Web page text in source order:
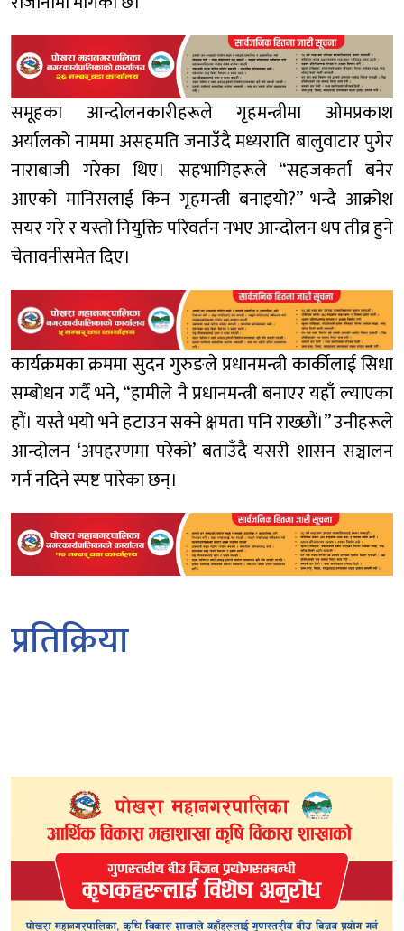
समूहका आन्दोलनकारीहरूले गृहमन्त्रीमा ओमप्रकाश
अर्यालको नाममा असहमति जनाउँदै मध्यराति बालुवाटार पुगेर
नाराबाजी गरेका थिए। सहभागिहरूले “सहजकर्ता बनेर
आएको मानिसलाई किन गृहमन्त्री बनाइयो?” भन्दै आक्रोश
सयर गरे र यस्तो नियुक्ति परिवर्तन नभए आन्दोलन थप तीव्र हुने
चेतावनीसमेत दिए।
कार्यक्रमका क्रममा सुदन गुरुङले प्रधानमन्त्री कार्कीलाई सिधा
सम्बोधन गर्दै भने, “हामीले नै प्रधानमन्त्री बनाएर यहाँ ल्याएका
हौं। यस्तै भयो भने हटाउन सक्ने क्षमता पनि राख्छौं।” उनीहरूले
आन्दोलन ‘अपहरणमा परेको’ बताउँदै यसरी शासन सञ्चालन
गर्न नदिने स्पष्ट पारेका छन्।
प्रतिक्रिया